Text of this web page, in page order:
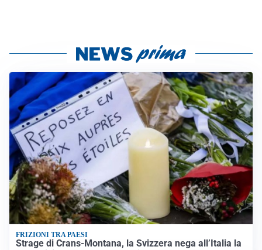
FRIZIONI TRA PAESI
Strage di Crans-Montana, la Svizzera nega all’Italia la